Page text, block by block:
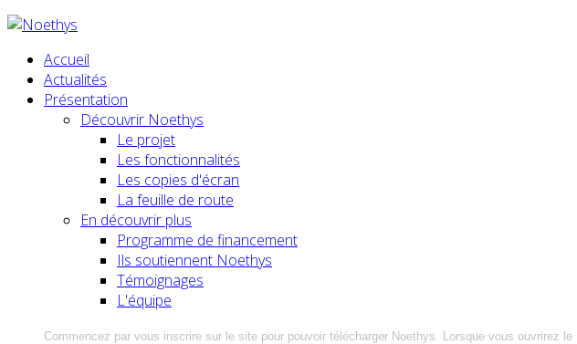
Accueil
Actualités
Présentation
Découvrir Noethys
Le projet
Les fonctionnalités
Les copies d'écran
La feuille de route
En découvrir plus
Programme de financement
Ils soutiennent Noethys
Témoignages
L'équipe
Commencez par vous inscrire sur le site pour pouvoir télécharger Noethys. Lorsque vous ouvrirez le